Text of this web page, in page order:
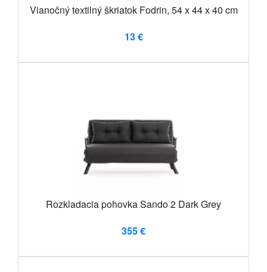
Vianočný textilný škriatok Fodrin, 54 x 44 x 40 cm
13 €
Rozkladacia pohovka Sando 2 Dark Grey
355 €